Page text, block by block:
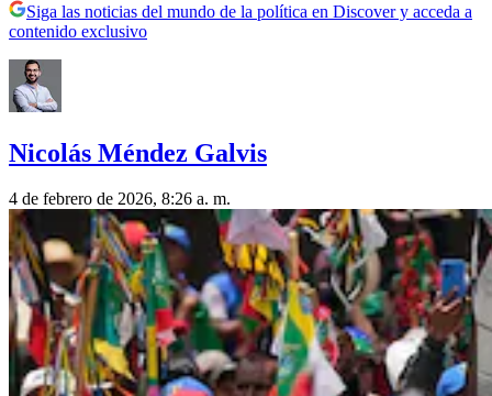
Siga las noticias del mundo de la política en Discover y acceda a
contenido exclusivo
Nicolás Méndez Galvis
4 de febrero de 2026, 8:26 a. m.